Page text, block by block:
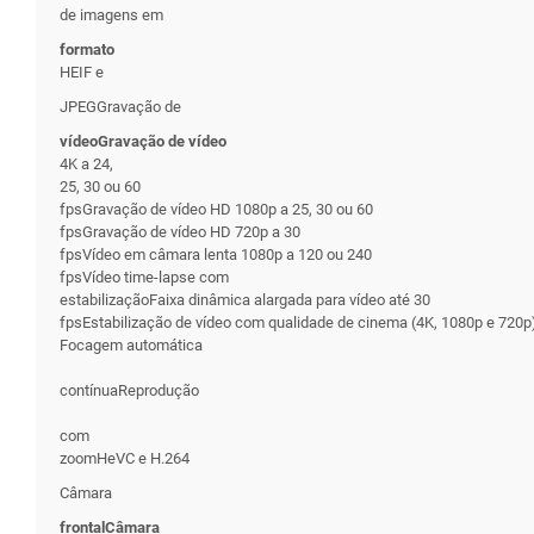
de imagens em
formato
HEIF e
JPEGGravação de
vídeoGravação de vídeo
4K a 24,
25, 30 ou 60
fpsGravação de vídeo HD 1080p a 25, 30 ou 60
fpsGravação de vídeo HD 720p a 30
fpsVídeo em câmara lenta 1080p a 120 ou 240
fpsVídeo time-lapse com
estabilizaçãoFaixa dinâmica alargada para vídeo até 30
fpsEstabilização de vídeo com qualidade de cinema (4K, 1080p e
Focagem automática
contínuaReprodução
com
zoomHeVC e H.264
Câmara
frontalCâmara